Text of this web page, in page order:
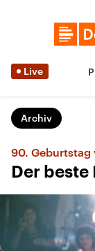
Live
Archiv
90. Geburtstag
Der